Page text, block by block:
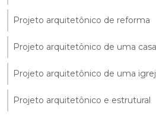
Projeto arquitetônico de reforma
Projeto arquitetônico de uma casa
Projeto arquitetônico de uma
Projeto arquitetônico e estrutural